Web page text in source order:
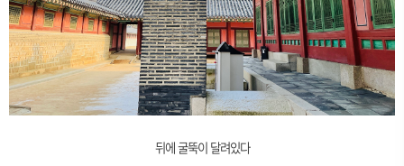
뒤에 굴뚝이 달려있다